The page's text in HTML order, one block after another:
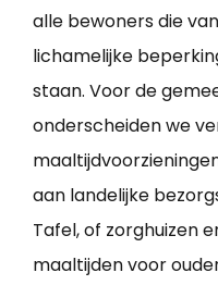
alle bewoners die
lichamelijke
staan. Voor de
onderscheiden we
aan landelijke
Tafel, of zorghuizen
maaltijden voor